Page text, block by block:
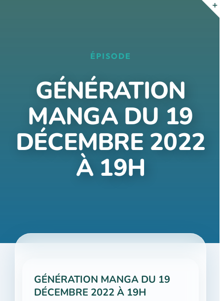
ÉPISODE
GÉNÉRATION
MANGA DU 19
DÉCEMBRE 2022
À 19H
GÉNÉRATION MANGA DU 19
DÉCEMBRE 2022 À 19H